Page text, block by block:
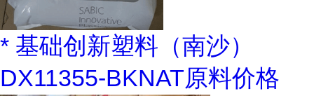
* 基础创新塑料（南沙）
DX11355-BKNAT原料价格